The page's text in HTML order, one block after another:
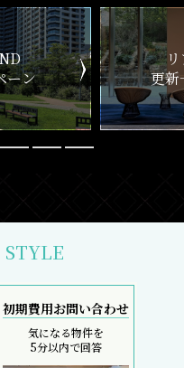
ム
ック
新
STYLE
初期費用お問い合わせ
気になる物件を
5分以内で回答